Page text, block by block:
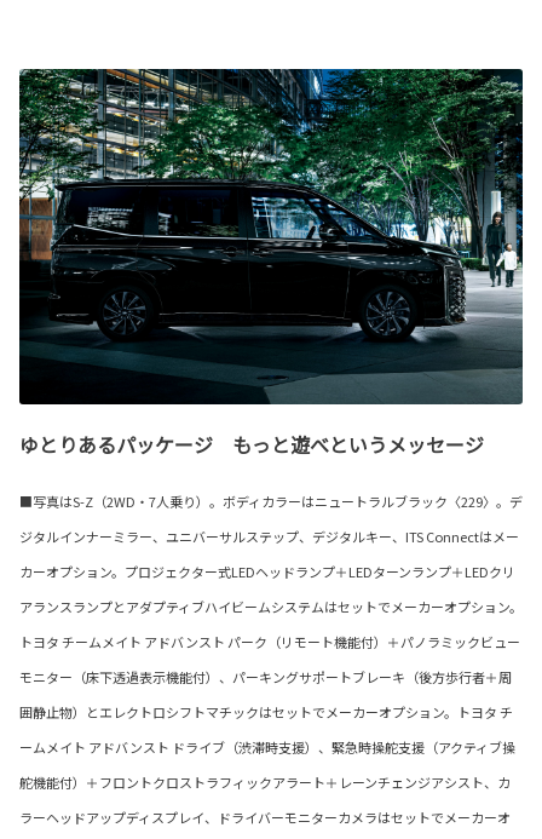
ゆとりあるパッケージ もっと遊べというメッセージ
■写真はS-Z（2WD・7人乗り）。ボディカラーはニュートラルブラック〈229〉。デ
ジタルインナーミラー、ユニバーサルステップ、デジタルキー、ITS Connectはメー
カーオプション。プロジェクター式LEDヘッドランプ＋LEDターンランプ＋LEDクリ
アランスランプとアダプティブハイビームシステムはセットでメーカーオプション。
トヨタ チームメイト アドバンスト パーク（リモート機能付）＋パノラミックビュー
モニター（床下透過表示機能付）、パーキングサポートブレーキ（後方歩行者＋周
囲静止物）とエレクトロシフトマチックはセットでメーカーオプション。トヨタ チ
ームメイト アドバンスト ドライブ（渋滞時支援）、緊急時操舵支援（アクティブ操
舵機能付）＋フロントクロストラフィックアラート＋レーンチェンジアシスト、カ
ラーヘッドアップディスプレイ、ドライバーモニターカメラはセットでメーカーオ